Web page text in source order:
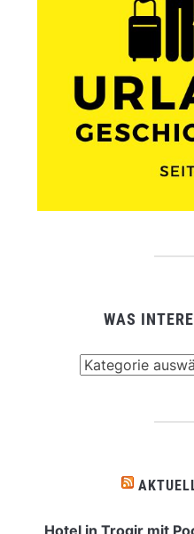
WAS
Hotel in Trogir mit